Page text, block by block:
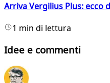
Arriva Vergilius Plus:
1 min di lettura
Idee e commenti